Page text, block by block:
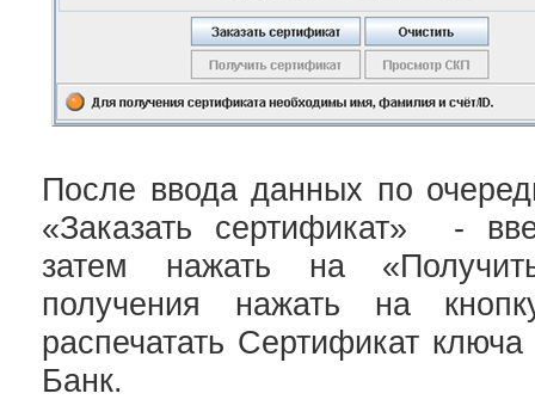
После ввода данных по
«Заказать сертификат» -
затем нажать на
получения нажать на
распечатать Сертификат
Банк.